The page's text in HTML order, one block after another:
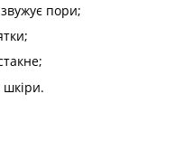
пори;
шкіри.